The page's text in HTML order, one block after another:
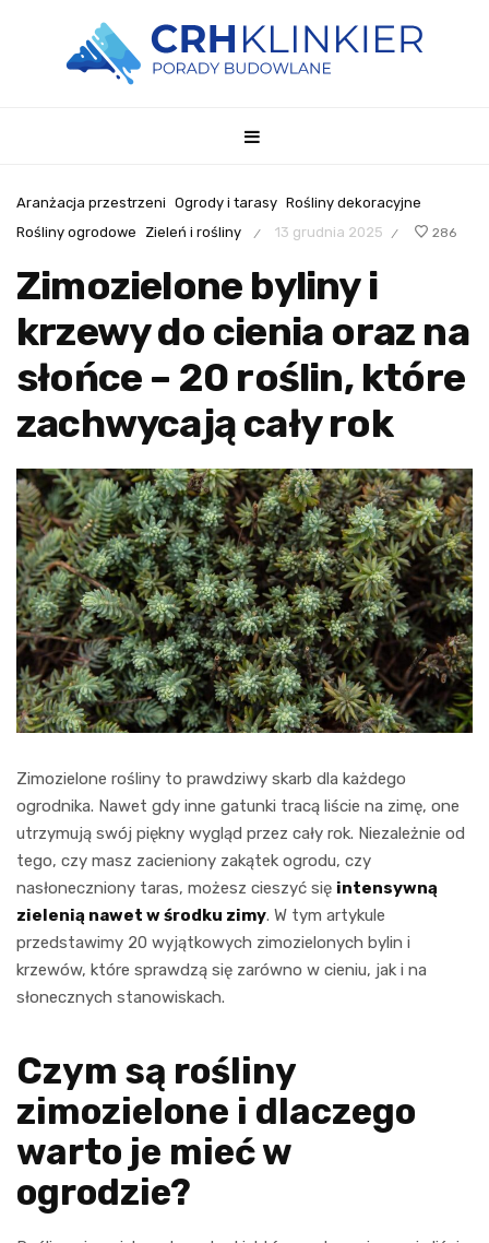
Aranżacja przestrzeni Ogrody i tarasy Rośliny dekoracyjne
Rośliny ogrodowe
Zieleń i rośliny / 13 grudnia 2025 / 286
Zimozielone byliny i
krzewy do cienia oraz na
słońce – 20 roślin, które
zachwycają cały rok
Zimozielone rośliny to prawdziwy skarb dla każdego
ogrodnika. Nawet gdy inne gatunki tracą liście na zimę, one
utrzymują swój piękny wygląd przez cały rok. Niezależnie od
tego, czy masz zacieniony zakątek ogrodu, czy
nasłoneczniony taras, możesz cieszyć się intensywną
zielenią nawet w środku zimy. W tym artykule
przedstawimy 20 wyjątkowych zimozielonych bylin i
krzewów, które sprawdzą się zarówno w cieniu, jak i na
słonecznych stanowiskach.
Czym są rośliny
zimozielone i dlaczego
warto je mieć w
ogrodzie?